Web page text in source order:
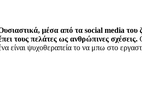
μέσα από τα social media του
τους πελάτες ως ανθρώπινες σχέσεις.
είναι ψυχοθεραπεία το να μπω στο